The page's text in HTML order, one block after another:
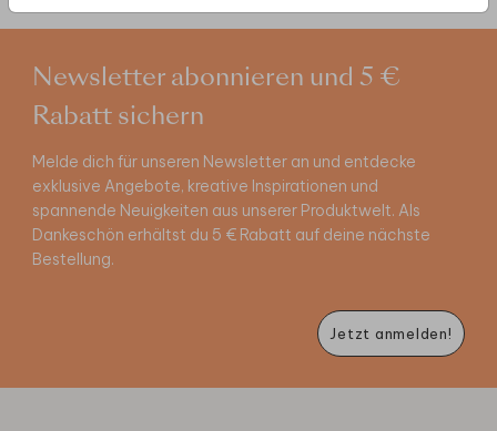
Newsletter abonnieren und 5 €
Rabatt sichern
Melde dich für unseren Newsletter an und entdecke
exklusive Angebote, kreative Inspirationen und
spannende Neuigkeiten aus unserer Produktwelt. Als
Dankeschön erhältst du 5 € Rabatt auf deine nächste
Bestellung.
Jetzt anmelden!